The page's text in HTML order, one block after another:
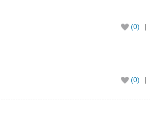
(0) |
(0) |